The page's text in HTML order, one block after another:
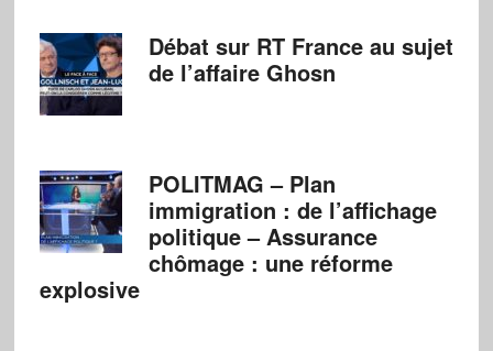
Débat sur RT France au sujet
de l’affaire Ghosn
POLITMAG – Plan
immigration : de l’affichage
politique – Assurance
chômage : une réforme
explosive